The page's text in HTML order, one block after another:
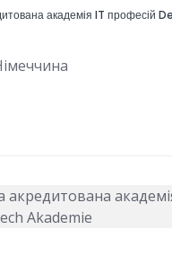
академія IT професій